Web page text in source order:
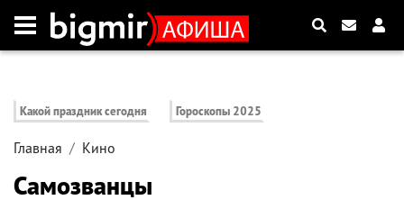
Какой праздник сегодня Гороскопы 2025
Главная Кино
Самозванцы